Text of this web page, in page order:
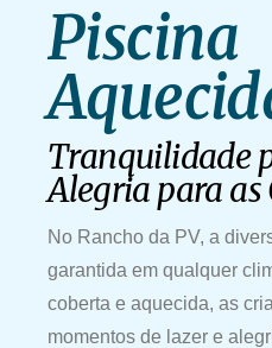
Piscina
Tranquilidade
Alegria para as
No Rancho da PV, a
garantida em qualquer
coberta e aquecida, as
momentos de lazer e